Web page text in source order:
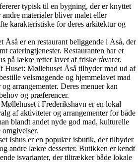
typisk til en bygning, der er knyttet
materialer bliver malet eller
karakteristiske for deres arkitektur og
Åså er en restaurant beliggende i Åså, der
cateringtjenester. Restauranten har et
på lækre retter lavet af friske råvarer.
Huset: Møllehuset Åså tilbyder mad ud af
velsmagende og hjemmelavet mad
arrangementer. Deres menuer kan
og præferencer.
i Frederikshavn er en lokal
af aktiviteter og arrangementer for både
blandt andet nyde god mad, kulturelle
Ishus er en populær isbutik, der tilbyder
andre lækre desserter. Butikken er kendt
isvarianter, der tiltrækker både lokale